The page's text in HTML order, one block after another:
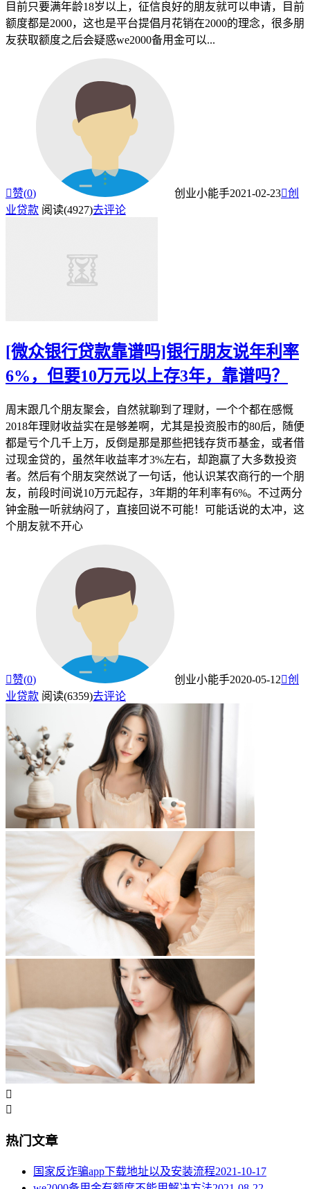
目前只要满年龄18岁以上，征信良好的朋友就可以申请，目前
额度都是2000，这也是平台提倡月花销在2000的理念，很多朋
友获取额度之后会疑惑we2000备用金可以...
赞(0) 创业小能手2021-02-23创
业贷款 阅读(4927)去评论
[微众银行贷款靠谱吗]银行朋友说年利率
6%，但要10万元以上存3年，靠谱吗？
周末跟几个朋友聚会，自然就聊到了理财，一个个都在感慨
2018年理财收益实在是够差啊，尤其是投资股市的80后，随便
都是亏个几千上万，反倒是那是那些把钱存货币基金，或者借
过现金贷的，虽然年收益率才3%左右，却跑赢了大多数投资
者。然后有个朋友突然说了一句话，他认识某农商行的一个朋
友，前段时间说10万元起存，3年期的年利率有6%。不过两分
钟金融一听就纳闷了，直接回说不可能！可能话说的太冲，这
个朋友就不开心
赞(0) 创业小能手2020-05-12创
业贷款 阅读(6359)去评论


热门文章
国家反诈骗app下载地址以及安装流程2021-10-17